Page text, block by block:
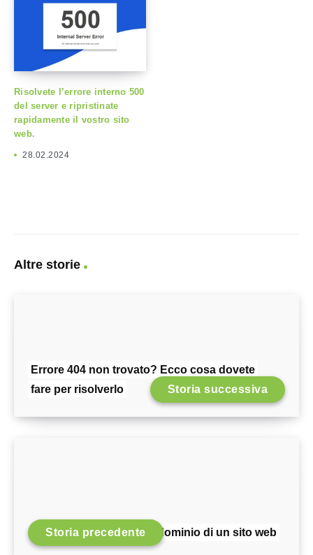
Risolvete l’errore interno 500
del server e ripristinate
rapidamente il vostro sito
web.
28.02.2024
Altre storie
Errore 404 non trovato? Ecco cosa dovete
fare per risolverlo
Storia successiva
Cos’è il dominio di un sito web
Storia precedente